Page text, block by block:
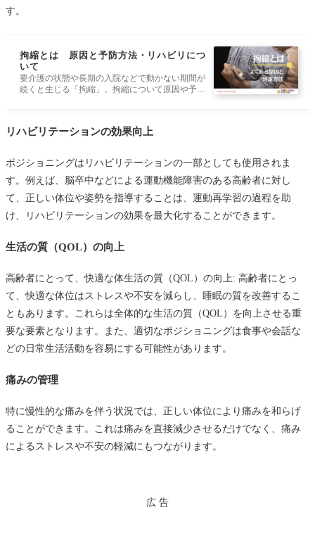
す。
拘縮とは 原因と予防方法・リハビリにつ
いて
要介護の状態や長期の入院などで動かない期間が
続くと生じる「拘縮」。拘縮について原因や予
なども解説します。
リハビリテーションの効果向上
ポジショニングはリハビリテーションの一部としても使用されま
す。例えば、脳卒中などによる運動機能障害のある高齢者に対し
て、正しい体位や姿勢を指導することは、運動再学習の過程を助
け、リハビリテーションの効果を最大化することができます。
生活の質（QOL）の向上
高齢者にとって、快適な体生活の質（QOL）の向上: 高齢者にとっ
て、快適な体位はストレスや不安を減らし、睡眠の質を改善するこ
ともあります。これらは全体的な生活の質（QOL）を向上させる重
要な要素となります。また、適切なポジショニングは食事や会話な
どの日常生活活動を容易にする可能性があります。
痛みの管理
特に慢性的な痛みを伴う状況では、正しい体位により痛みを和らげ
ることができます。これは痛みを直接減少させるだけでなく、痛み
によるストレスや不安の軽減にもつながります。
広 告